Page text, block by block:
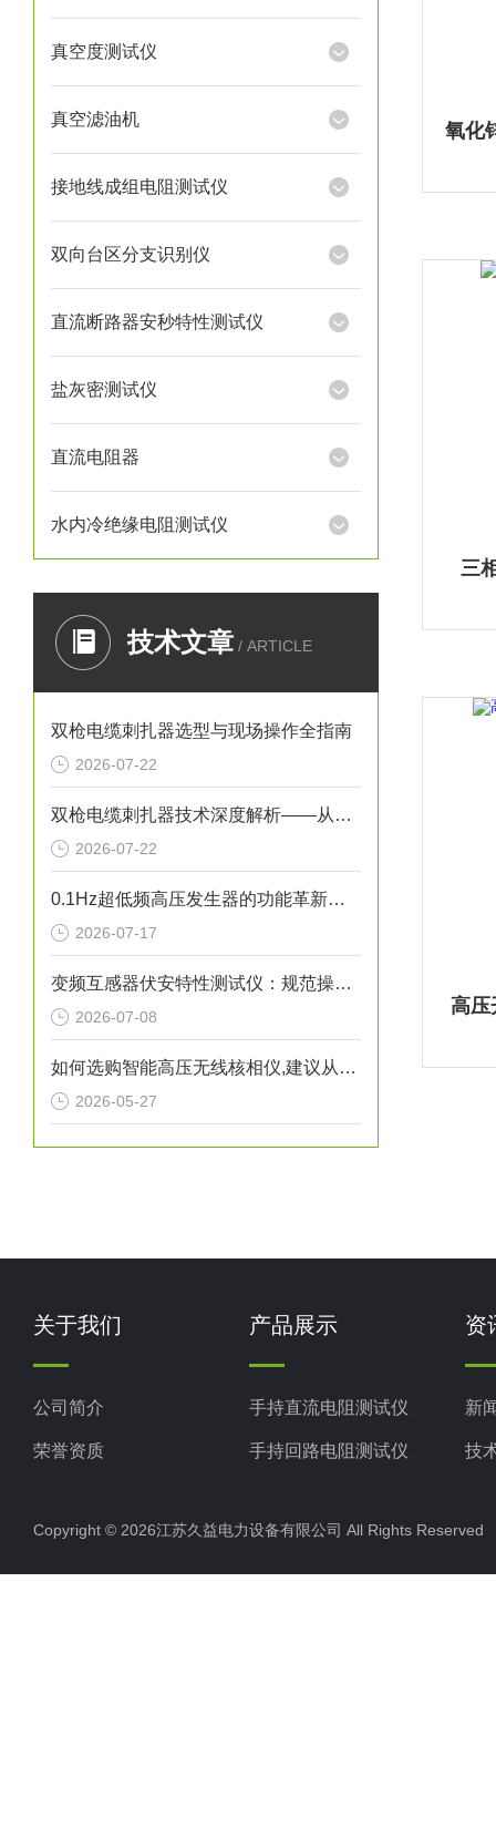
真空度测试仪
真空滤油机
接地线成组电阻测试仪
双向台区分支识别仪
直流断路器安秒特性测试仪
盐灰密测试仪
直流电阻器
水内冷绝缘电阻测试仪
技术文章 / ARTICLE
双枪电缆刺扎器选型与现场操作全指南
2026-07-22
双枪电缆刺扎器技术深度解析——从原理到安全设计
2026-07-22
0.1Hz超低频高压发生器的功能革新与工程价值
2026-07-17
变频互感器伏安特性测试仪：规范操作全流程指南
2026-07-08
如何选购智能高压无线核相仪,建议从这几个维度综合考量
2026-05-27
三
高压
关于我们
公司简介
荣誉资质
产品展示
手持直流电阻测试仪
手持回路电阻测试仪
手持局部放电检测仪
变频串联谐振
资
新
技
Copyright © 2026江苏久益电力设备有限公司 All Rights